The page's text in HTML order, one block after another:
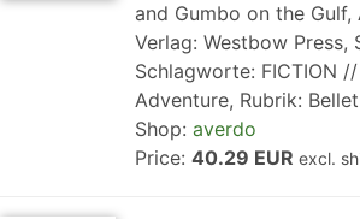
and Gumbo on the Gulf,
Verlag: Westbow Press,
Schlagworte: FICTION
Adventure, Rubrik:
Shop: averdo
Price: 40.29 EUR excl.